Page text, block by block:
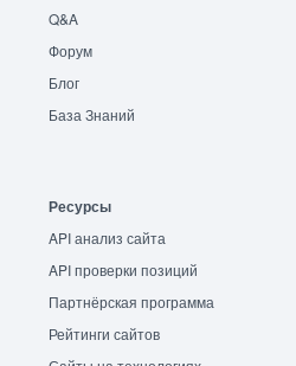
Q&A
Форум
Блог
База Знаний
Ресурсы
API анализ сайта
API проверки позиций
Партнёрская программа
Рейтинги сайтов